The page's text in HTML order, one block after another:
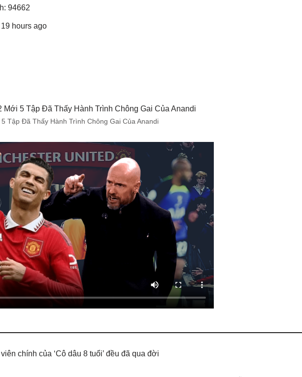
94662
hours ago
5 Tập Đã Thấy Hành Trình Chông Gai Của Anandi
chính của ‘Cô dâu 8 tuổi’ đều đã qua đời